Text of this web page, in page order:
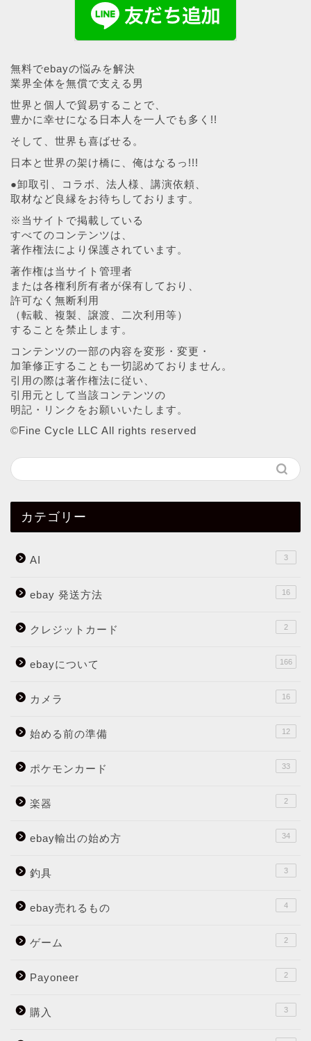
無料でebayの悩みを解決
業界全体を無償で支える男
世界と個人で貿易することで、
豊かに幸せになる日本人を一人でも多く!!
そして、世界も喜ばせる。
日本と世界の架け橋に、俺はなるっ!!!
●卸取引、コラボ、法人様、講演依頼、
取材など良縁をお待ちしております。
※当サイトで掲載している
すべてのコンテンツは、
著作権法により保護されています。
著作権は当サイト管理者
または各権利所有者が保有しており、
許可なく無断利用
（転載、複製、譲渡、二次利用等）
することを禁止します。
コンテンツの一部の内容を変形・変更・
加筆修正することも一切認めておりません。
引用の際は著作権法に従い、
引用元として当該コンテンツの
明記・リンクをお願いいたします。
©︎Fine Cycle LLC All rights reserved
カテゴリー
AI 3
ebay 発送方法 16
クレジットカード 2
ebayについて 166
カメラ 16
始める前の準備 12
ポケモンカード 33
楽器 2
ebay輸出の始め方 34
釣具 3
ebay売れるもの 4
ゲーム 2
Payoneer 2
購入 3